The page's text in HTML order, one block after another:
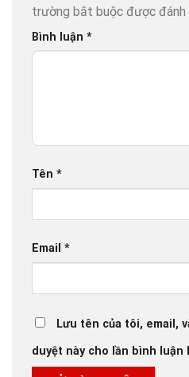
trường bắt buộc được đánh
Bình luận *
Tên *
Email *
Lưu tên của tôi, email,
duyệt này cho lần bình luận